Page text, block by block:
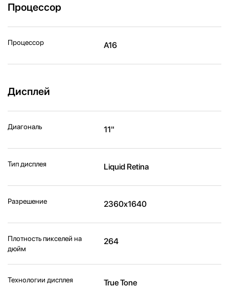
Процессор
Процессор A16
Дисплей
Диагональ 11"
Тип дисплея Liquid Retina
Разрешение 2360x1640
Плотность пикселей на
дюйм
264
Технологии дисплея True Tone